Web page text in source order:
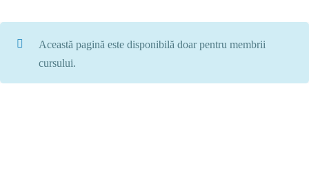
Această pagină este disponibilă doar pentru membrii
cursului.